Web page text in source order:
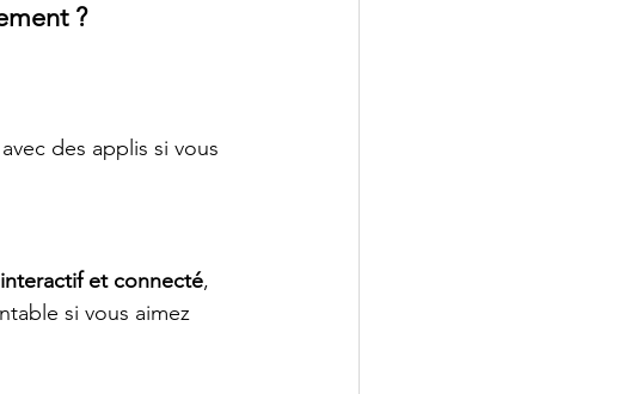
?
des applis si vous
interactif et connecté,
si vous aimez